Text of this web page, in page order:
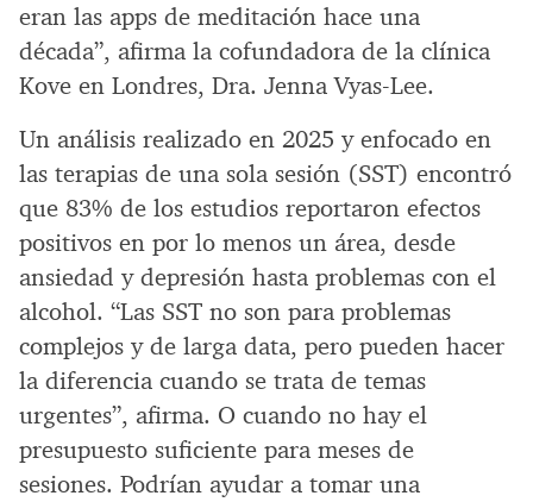
eran las apps de meditación hace una
década”, afirma la cofundadora de la clínica
Kove en Londres, Dra. Jenna Vyas-Lee.
Un análisis realizado en 2025 y enfocado en
las terapias de una sola sesión (SST) encontró
que 83% de los estudios reportaron efectos
positivos en por lo menos un área, desde
ansiedad y depresión hasta problemas con el
alcohol. “Las SST no son para problemas
complejos y de larga data, pero pueden hacer
la diferencia cuando se trata de temas
urgentes”, afirma. O cuando no hay el
presupuesto suficiente para meses de
sesiones. Podrían ayudar a tomar una